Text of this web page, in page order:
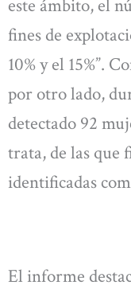
este ámbito, el
fines de
10% y el 15%”.
por otro lado,
detectado 92
trata, de las que
identificadas
El informe